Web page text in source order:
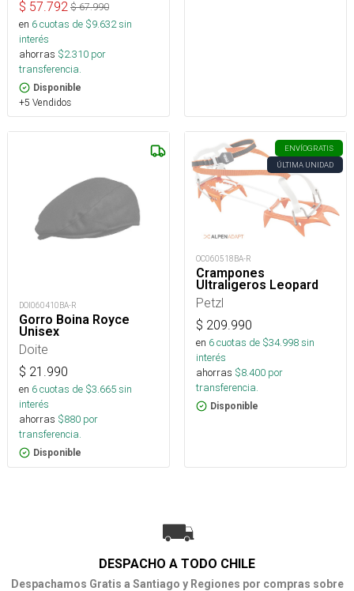
$ 57.792 $67.990
en 6cuotas de $9.632sin
interés
ahorras $2.310 por
transferencia.
Disponible
+5 Vendidos
DOI060410BA-R
Gorro Boina Royce
Unisex
Doite
$ 21.990
en 6cuotas de $3.665sin
interés
ahorras $880 por
transferencia.
Disponible
ENVÍOGRATIS
ÚLTIMA UNIDAD
OC060518BA-R
Crampones
Ultraligeros Leopard
Petzl
$ 209.990
en 6cuotas de $34.998sin
interés
ahorras $8.400 por
transferencia.
Disponible
DESPACHO A TODO CHILE
Despachamos Gratis a Santiago y Regiones por compras sobre